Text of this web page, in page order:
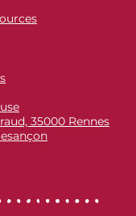
35000 Rennes